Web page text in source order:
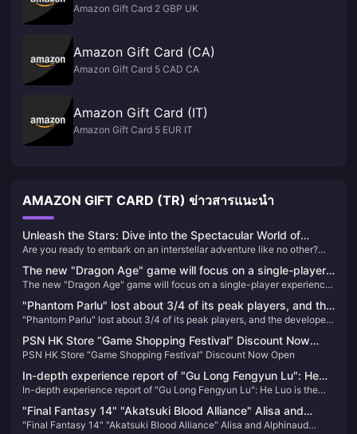
Amazon Gift Card 2 GBP UK
Amazon Gift Card (CA)
Amazon Gift Card 5 CAD CA
Amazon Gift Card (IT)
Amazon Gift Card 5 EUR IT
AMAZON GIFT CARD (TR) ข่าวสารแนะนำ
Unleash the Stars: Dive into the Spectacular World of
Honkai: Star Rail!
Are you ready to embark on an interstellar adventure like no other?
where thrilling battles, captivating characters, and a mesmerizing
story await. This game is not just another addition to the Honkai
universe; it's a revolutionary leap that will leave you breathless and
yearning for more. Here's why you absolutely cannot miss out on
Honkai: Star Rail!
The new "Dragon Age" game will focus on a single-player
experience and will not include real-time services
The new "Dragon Age" game will focus on a single-player experience
"Phantom Parlu" lost about 3/4 of its peak players, and the
developer said it was not worried at all
"Phantom Parlu" lost about 3/4 of its peak players, and the developer
PSN HK Store “Game Shopping Festival” Discount Now
Open
PSN HK Store “Game Shopping Festival” Discount Now Open
In-depth experience report of "Gu Long Fengyun Lu": He
Luo is the sword, the ancient dragon is the scabbard, and
the new martial arts overflows with the flavor of He Luo
In-depth experience report of "Gu Long Fengyun Lu": He Luo is the
overflows with the flavor of He Luo
"Final Fantasy 14" "Akatsuki Blood Alliance" Alisa and
Alphinaud BRING ARTS figures appear
"Final Fantasy 14" "Akatsuki Blood Alliance" Alisa and Alphinaud